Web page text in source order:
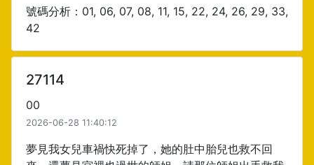
號碼分析：01, 06, 07, 08, 11, 15, 22, 24, 26, 29, 33,
42
27114
00
2026-06-28 11:40:12
夢見我女兒車禍快死掉了，她的肚中胎兒也救不回